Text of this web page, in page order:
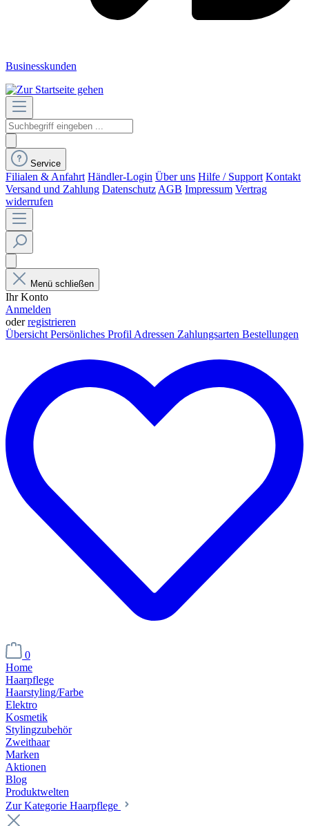
Businesskunden
Service
Filialen & Anfahrt Händler-Login Über uns Hilfe / Support Kontakt
Versand und Zahlung Datenschutz AGB Impressum Vertrag
widerrufen
Menü schließen
Ihr Konto
Anmelden
oderregistrieren
Übersicht Persönliches Profil Adressen Zahlungsarten Bestellungen
0
Home
Haarpflege
Haarstyling/Farbe
Elektro
Kosmetik
Stylingzubehör
Zweithaar
Marken
Aktionen
Blog
Produktwelten
Zur Kategorie Haarpflege